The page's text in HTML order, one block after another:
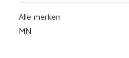
Alle merken
MN